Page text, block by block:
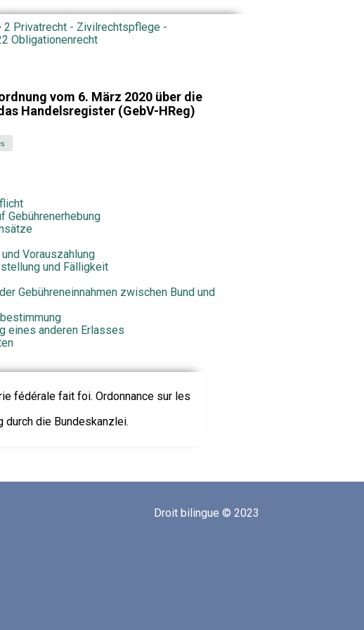
2 Privatrecht - Zivilrechtspflege -
Obligationenrecht
vom 6. März 2020 über die
Handelsregister (GebV-HReg)
Gebührenerhebung
Vorauszahlung
und Fälligkeit
Gebühreneinnahmen zwischen Bund und
eines anderen Erlasses
fédérale fait foi. Ordonnance sur les
die Bundeskanzlei.
Droit bilingue © 2023